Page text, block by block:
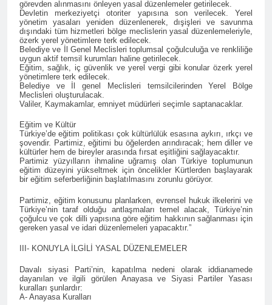
rêzdarî bi bîr tînin.
Di 79emîn salvegera
ragihandina wê de
KOMARA MEHABADÊ
RONAHÎ DIDE ME
2 Yıl Ago
İlan edilişinin 79. yıl
dönümünde MAHABAD
KÜRDİSTAN CUMHURİYETİ
IŞIK SAÇMAYA DEVAM
EDİYOR
2 Yıl Ago
HAK-PAR Genel başkanı
başkanı Mihemed İsmail ile
HAK-PAR Parti Meclisi 11
Ocak 2025 tarihinde Ankara
Genel Merkez’de toplandı.
2 Yıl Ago
Necati TANK Erzincan-
Balıbey Köyünde toprağa
HAK-PAR Suriye Kürt Ulusal
Konseyi (ENKS)
başkanlığına seçilen
2 Yıl Ago
Yeni yıl halkımıza ve tüm
getirsin
2 Yıl Ago
Roboski Katliamını
görevden alınmasını önleyen yasal düzenlemeler getirilecek.
Devletin merkeziyetçi otoriter yapısına son verilecek. Yerel
yönetim yasaları yeniden düzenlenerek, dışişleri ve savunma
dışındaki tüm hizmetleri bölge meclislerin yasal düzenlemeleriyle,
özerk yerel yönetimlere terk edilecek.
Belediye ve İl Genel Meclisleri toplumsal çoğulculuğa ve renkliliğe
uygun aktif temsil kurumları haline getirilecek.
Eğitim, sağlık, iç güvenlik ve yerel vergi gibi konular özerk yerel
yönetimlere terk edilecek.
Belediye ve İl genel Meclisleri temsilcilerinden Yerel Bölge
Meclisleri oluşturulacak.
Valiler, Kaymakamlar, emniyet müdürleri seçimle saptanacaklar.
Eğitim ve Kültür
Türkiye’de eğitim politikası çok kültürlülük esasına aykırı, ırkçı ve
şovendir. Partimiz, eğitimi bu öğelerden arındıracak; hem diller ve
kültürler hem de bireyler arasında fırsat eşitliğini sağlayacaktır.
Partimiz yüzyılların ihmaline uğramış olan Türkiye toplumunun
eğitim düzeyini yükseltmek için öncelikler Kürtlerden başlayarak
bir eğitim seferberliğinin başlatılmasını zorunlu görüyor.
Partimiz, eğitim konusunu planlarken, evrensel hukuk ilkelerini ve
Türkiye’nin taraf olduğu antlaşmaları temel alacak, Türkiye’nin
çoğulcu ve çok dilli yapısına göre eğitim hakkının sağlanması için
gereken yasal ve idari düzenlemeleri yapacaktır.”
III- KONUYLA İLGİLİ YASAL DÜZENLEMELER
Davalı siyasi Parti’nin, kapatılma nedeni olarak iddianamede
dayanılan ve ilgili görülen Anayasa ve Siyasi Partiler Yasası
kuralları şunlardır:
A- Anayasa Kuralları